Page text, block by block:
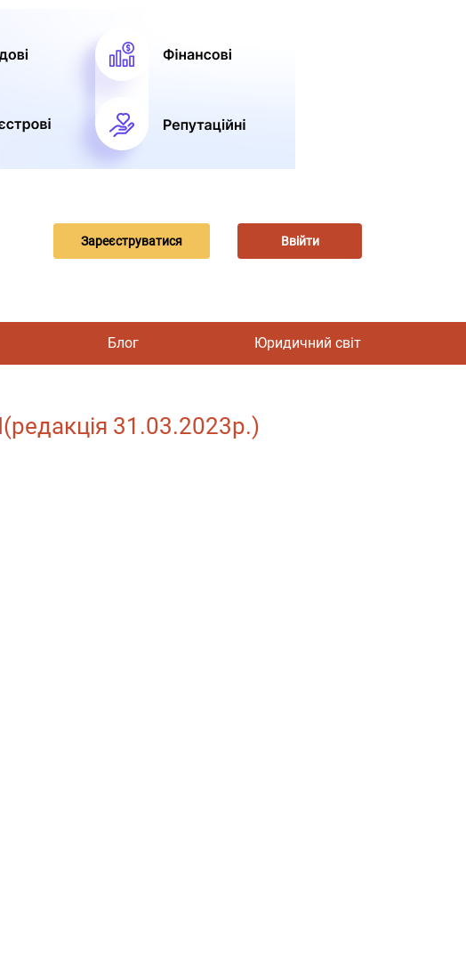
Зареєструватися Ввійти
Блог Юридичний світ
31.03.2023р.)